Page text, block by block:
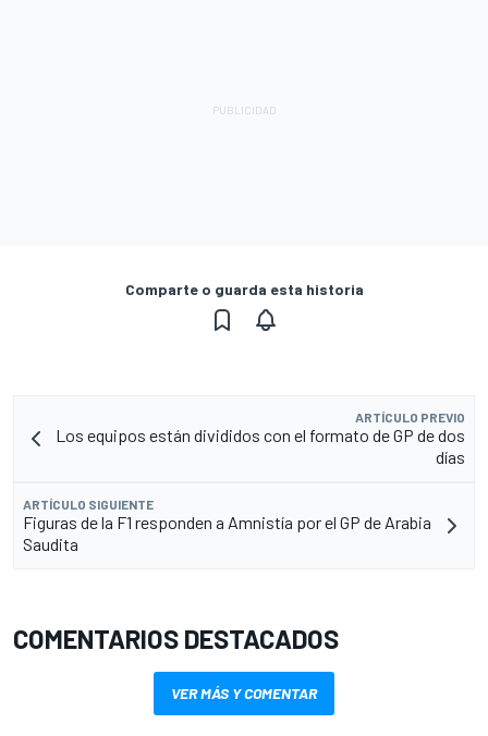
Comparte o guarda esta historia
ARTÍCULO PREVIO
Los equipos están divididos con el formato de GP de dos
días
ARTÍCULO SIGUIENTE
Figuras de la F1 responden a Amnistía por el GP de Arabia
Saudita
COMENTARIOS DESTACADOS
VER MÁS Y COMENTAR